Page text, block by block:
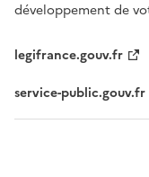
développement de
legifrance.gouv.fr
service-public.gouv.fr